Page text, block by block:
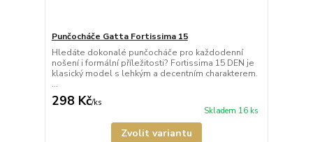
Punčocháče Gatta Fortissima 15
Hledáte dokonalé punčocháče pro každodenní
nošení i formální příležitosti? Fortissima 15 DEN je
klasický model s lehkým a decentním charakterem.
...
298 Kč/ks
Skladem 16 ks
Zvolit variantu